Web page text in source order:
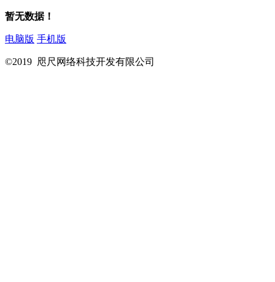
暂无数据！
电脑版 手机版
©2019 咫尺网络科技开发有限公司